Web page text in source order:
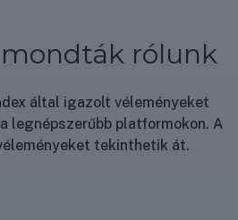
rólunk
által igazolt véleményeket
legnépszerűbb platformokon. A
tekinthetik át.